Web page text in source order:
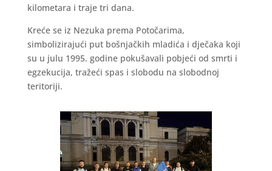
kilometara i traje tri dana.
Kreće se iz Nezuka prema Potočarima,
simbolizirajući put bošnjačkih mladića i dječaka koji
su u julu 1995. godine pokušavali pobjeći od smrti i
egzekucija, tražeći spas i slobodu na slobodnoj
teritoriji.